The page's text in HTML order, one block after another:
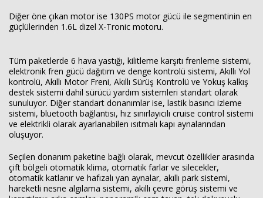
Diğer öne çıkan motor ise 130PS motor gücü ile segmentinin en
güçlülerinden 1.6L dizel X-Tronic motoru.
Tüm paketlerde 6 hava yastığı, kilitleme karşıtı frenleme sistemi,
elektronik fren gücü dağıtım ve denge kontrolü sistemi, Akıllı Yol
kontrolü, Akıllı Motor Freni, Akıllı Sürüş Kontrolü ve Yokuş kalkış
destek sistemi dahil sürücü yardım sistemleri standart olarak
sunuluyor. Diğer standart donanımlar ise, lastik basıncı izleme
sistemi, bluetooth bağlantısı, hız sınırlayıcılı cruise control sistemi
ve elektrikli olarak ayarlanabilen ısıtmalı kapı aynalarından
oluşuyor.
Seçilen donanım paketine bağlı olarak, mevcut özellikler arasında
çift bölgeli otomatik klima, otomatik farlar ve silecekler,
otomatik katlanır ve hafızalı yan aynalar, akıllı park sistemi,
hareketli nesne algılama sistemi, akıllı çevre görüş sistemi ve